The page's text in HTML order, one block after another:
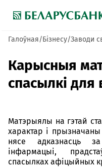
Галоўная Бізнесу Заводи
Карысныя
спасылкі для
Матэрыялы на гэтай
характар і
нясе адказнасць
інфармацыі,
спасылках афіцыйных